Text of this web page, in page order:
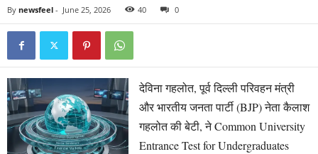
By newsfeel - June 25, 2026 40 0
देविना गहलोत, पूर्व दिल्ली परिवहन मंत्री
और भारतीय जनता पार्टी (BJP) नेता कैलाश
गहलोत की बेटी, ने Common University
Entrance Test for Undergraduates